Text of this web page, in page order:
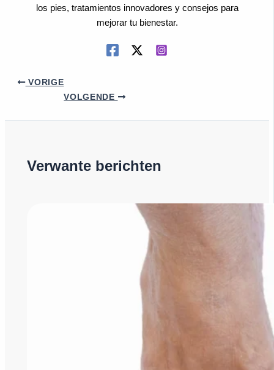
los pies, tratamientos innovadores y consejos para
mejorar tu bienestar.
VORIGE
VOLGENDE
Verwante berichten